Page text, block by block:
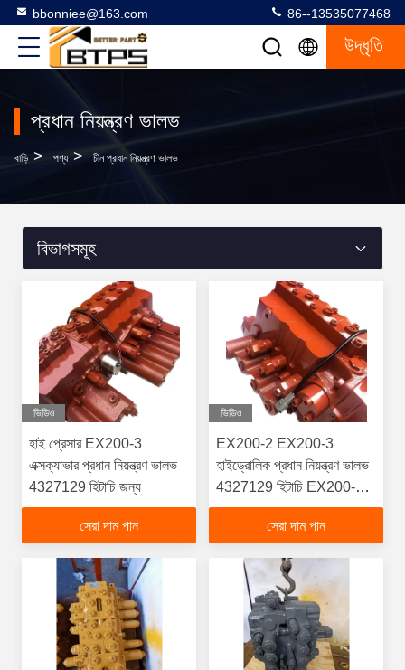
bbonniee@163.com 86--13535077468
উদ্ধৃতি
প্রধান নিয়ন্ত্রণ ভালভ
বাড়ি > পণ্য > চীন প্রধান নিয়ন্ত্রণ ভালভ
বিভাগসমূহ
ভিডিও
হাই প্রেসার EX200-3
এক্সক্যাভার প্রধান নিয়ন্ত্রণ ভালভ
4327129 হিটাচি জন্য
সেরা দাম পান
ভিডিও
EX200-2 EX200-3
হাইড্রোলিক প্রধান নিয়ন্ত্রণ ভালভ
4327129 হিটাচি EX200-1
এক্সক্যাভার নিয়ন্ত্রণ ভালভের জন্য
সেরা দাম পান